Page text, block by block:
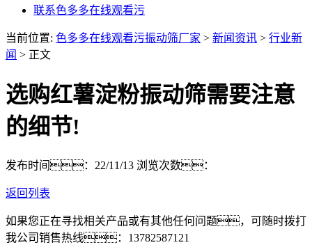
联系色多多在线观看污
当前位置: 色多多在线观看污振动筛厂家 > 新闻资讯 > 行业新
闻 > 正文
选购红薯淀粉振动筛需要注意
的细节!
发布时间：22/11/13 浏览次数：
返回列表
如果您正在寻找相关产品或有其他任何问题，可随时拨打
我公司销售热线： 13782587121